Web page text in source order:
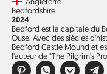
Région
Bedfordshire
Année
2024
Bedford est la capitale du
Ouse. Avec des siècles
Bedford Castle Mound et
l'auteur de "The Pilgrim's